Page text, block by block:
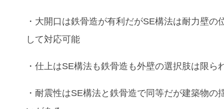
・ 大開口 は鉄骨造が有利だがSE構法は耐力壁の
して対応可能
・仕上はSE構法も鉄骨造 も外壁の選択肢は限ら
・ 耐震性はSE構法と鉄骨造で同等だが建築物の